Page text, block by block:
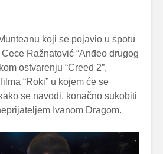
koji se pojavio u spotu
Ražnatović “Anđeo drugog
ostvarenju “Creed 2”,
“Roki” u kojem će se
se navodi, konačno sukobiti
Ivanom Dragom.